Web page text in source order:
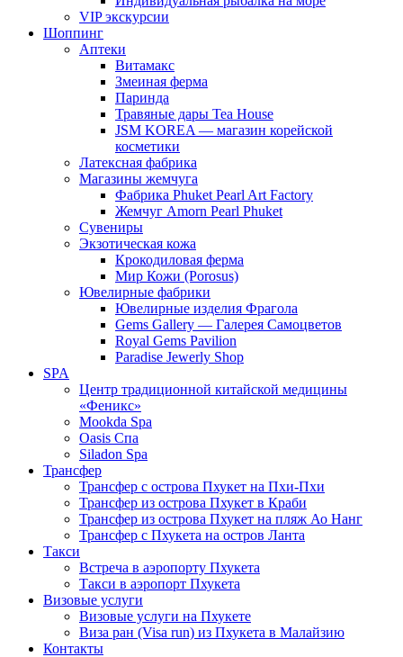
VIP экскурсии
Шоппинг
Аптеки
Витамакс
Змеиная ферма
Паринда
Травяные дары Tea House
JSM KOREA — магазин корейской
косметики
Латексная фабрика
Магазины жемчуга
Фабрика Phuket Pearl Art Factory
Жемчуг Amorn Pearl Phuket
Сувениры
Экзотическая кожа
Крокодиловая ферма
Мир Кожи (Porosus)
Ювелирные фабрики
Ювелирные изделия Фрагола
Gems Gallery — Галерея Самоцветов
Royal Gems Pavilion
Paradise Jewerly Shop
SPA
Центр традиционной китайской медицины
«Феникс»
Mookda Spa
Oasis Спа
Siladon Spa
Трансфер
Трансфер с острова Пхукет на Пхи-Пхи
Трансфер из острова Пхукет в Краби
Трансфер из острова Пхукет на пляж Ао Нанг
Трансфер с Пхукета на остров Ланта
Такси
Встреча в аэропорту Пхукета
Такси в аэропорт Пхукета
Визовые услуги
Визовые услуги на Пхукете
Виза ран (Visa run) из Пхукета в Малайзию
Контакты